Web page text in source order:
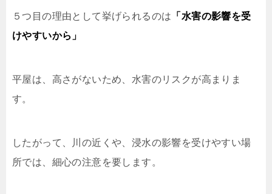
５つ目の理由として挙げられるのは 「水害の影響を受
けやすいから」
平屋は、高さがないため、水害のリスクが高まりま
す。
したがって、川の近くや、浸水の影響を受けやすい場
所では、細心の注意を要します。